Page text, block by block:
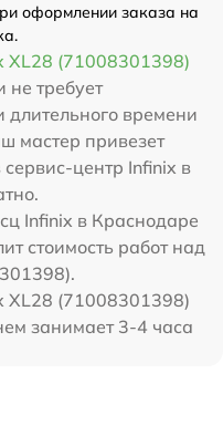
оформлении заказа на
XL28 (71008301398)
не требует
длительного времени
мастер привезет
центр Infinix в
Infinix в Краснодаре
стоимость работ над
XL28 (71008301398)
занимает 3-4 часа